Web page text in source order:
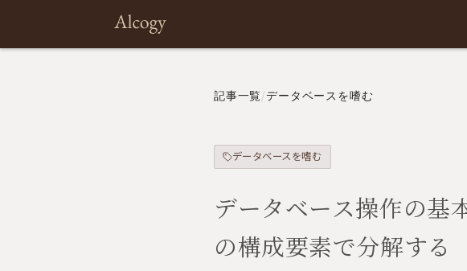
記事一覧/データベースを嗜む
データベースを嗜む
データベース操作の基
の構成要素で分解する